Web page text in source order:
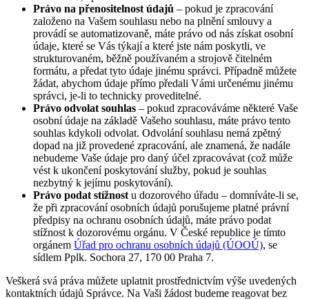
Právo na přenositelnost údajů – pokud je zpracování
založeno na Vašem souhlasu nebo na plnění smlouvy a
provádí se automatizovaně, máte právo od nás získat osobní
údaje, které se Vás týkají a které jste nám poskytli, ve
strukturovaném, běžně používaném a strojově čitelném
formátu, a předat tyto údaje jinému správci. Případně můžete
žádat, abychom údaje přímo předali Vámi určenému jinému
správci, je-li to technicky proveditelné.
Právo odvolat souhlas – pokud zpracováváme některé Vaše
osobní údaje na základě Vašeho souhlasu, máte právo tento
souhlas kdykoli odvolat. Odvolání souhlasu nemá zpětný
dopad na již provedené zpracování, ale znamená, že nadále
nebudeme Vaše údaje pro daný účel zpracovávat (což může
vést k ukončení poskytování služby, pokud je souhlas
nezbytný k jejímu poskytování).
Právo podat stížnost u dozorového úřadu – domníváte-li se,
že při zpracování osobních údajů porušujeme platné právní
předpisy na ochranu osobních údajů, máte právo podat
stížnost k dozorovému orgánu. V České republice je tímto
orgánem Úřad pro ochranu osobních údajů (ÚOOÚ), se
sídlem Pplk. Sochora 27, 170 00 Praha 7.
Veškerá svá práva můžete uplatnit prostřednictvím výše uvedených
kontaktních údajů Správce. Na Vaši žádost budeme reagovat bez